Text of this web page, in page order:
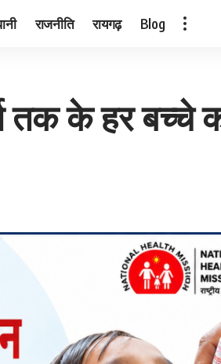
राजनीति रायगढ़ Blog
तक के हर बच्चे